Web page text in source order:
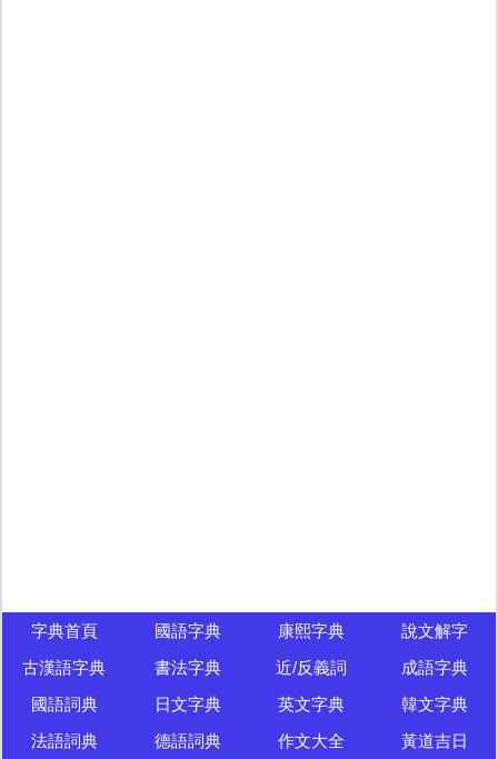
字典首頁 國語字典 康熙字典
說文解字
古漢語字典
書法字典 近/反義詞
成語字典
國語詞典
日文字典 英文字典
韓文字典
法語詞典
德語詞典 作文大全 黃道吉日